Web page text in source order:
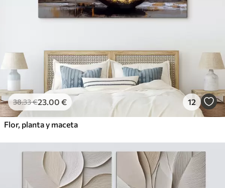
38.33€23.00 € 12
Flor, planta y maceta